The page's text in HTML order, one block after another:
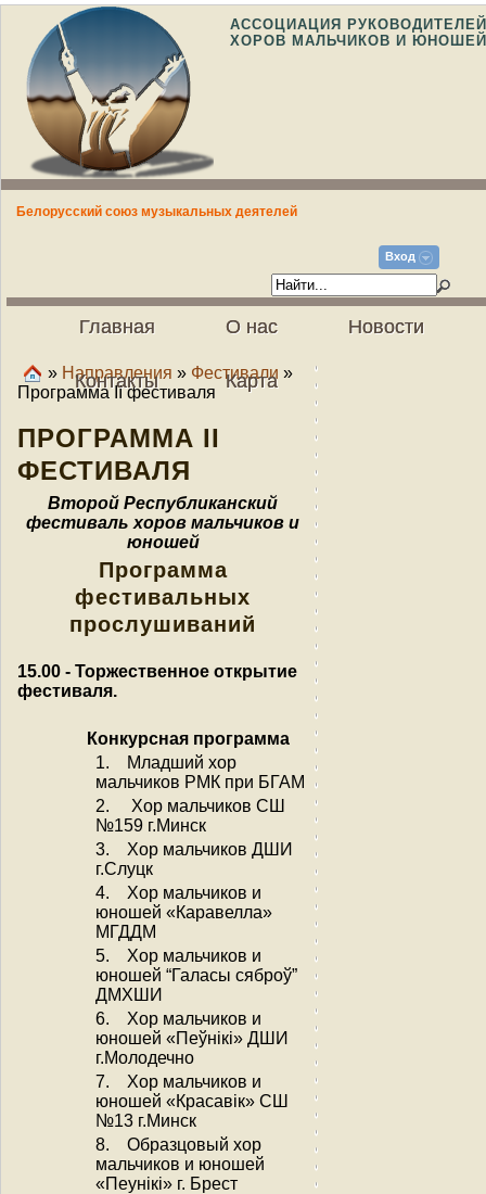
АССОЦИАЦИЯ РУКОВОДИТЕЛЕЙ
ХОРОВ МАЛЬЧИКОВ И ЮНОШЕЙ
Белорусский союз музыкальных деятелей
Вход
Главная О нас Новости
Контакты Карта
» Направления » Фестивали »
Программа II фестиваля
ПРОГРАММА II
ФЕСТИВАЛЯ
Второй Республиканский
фестиваль хоров мальчиков и
юношей
Программа
фестивальных
прослушиваний
15.00 - Торжественное открытие
фестиваля.
Конкурсная программа
1. Младший хор
мальчиков РМК при БГАМ
2. Хор мальчиков СШ
№159 г.Минск
3. Хор мальчиков ДШИ
г.Слуцк
4. Хор мальчиков и
юношей «Каравелла»
МГДДМ
5. Хор мальчиков и
юношей “Галасы сяброў”
ДМХШИ
6. Хор мальчиков и
юношей «Пеўнікі» ДШИ
г.Молодечно
7. Хор мальчиков и
юношей «Красавiк» СШ
№13 г.Минск
8. Образцовый хор
мальчиков и юношей
«Пеунiкi» г. Брест